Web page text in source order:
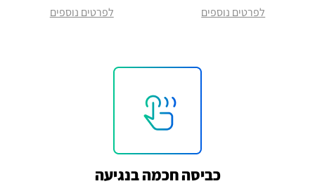
לפרטים נוספים לפרטים נוספים
כביסה חכמה בנגיעה